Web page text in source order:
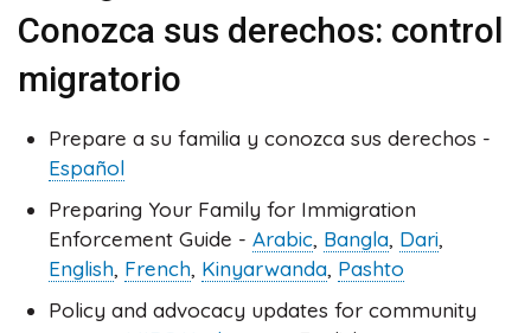
Conozca sus derechos: control
migratorio
Prepare a su familia y conozca sus derechos -
Español
Preparing Your Family for Immigration
Enforcement Guide - Arabic, Bangla, Dari,
English, French, Kinyarwanda, Pashto
Policy and advocacy updates for community